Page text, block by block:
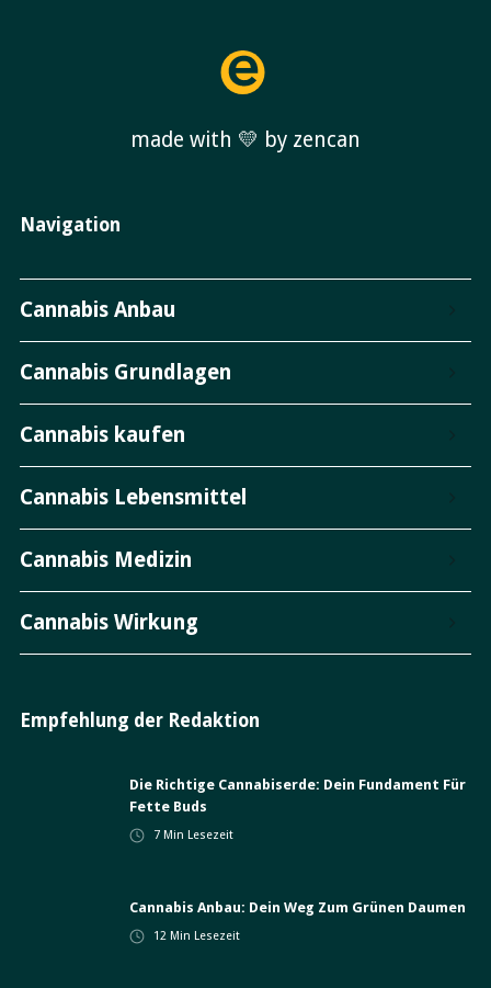
made with 💛 by zencan
Navigation
Cannabis Anbau
Cannabis Grundlagen
Cannabis kaufen
Cannabis Lebensmittel
Cannabis Medizin
Cannabis Wirkung
Empfehlung der Redaktion
Die Richtige Cannabiserde: Dein Fundament Für
Fette Buds
7 Min Lesezeit
Cannabis Anbau: Dein Weg Zum Grünen Daumen
12 Min Lesezeit